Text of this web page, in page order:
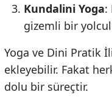
Kundalini Yoga:
gizemli bir
Yoga ve Dini Pratik
ekleyebilir. Fakat
dolu bir süreçtir.